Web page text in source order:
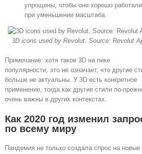
упрощены, чтобы они хорошо
при уменьшении масштаба.
3D icons used by Revolut. Source: Revolut
Примечание: хотя такое 3D на пике
популярности, это не означает, что другие
больше не актуальны. У 3D есть конкретное
применение, тогда как другие стили по-
очень важны в других контекстах.
Как 2020 год изменил
по всему миру
Пандемия не только создала спрос на новые